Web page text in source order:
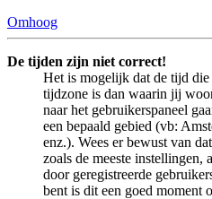
Omhoog
De tijden zijn niet correct!
Het is mogelijk dat de tijd
tijdzone is dan waarin jij
naar het gebruikerspaneel
een bepaald gebied (vb:
enz.). Wees er bewust van
zoals de meeste instellingen,
door geregistreerde
bent is dit een goed moment